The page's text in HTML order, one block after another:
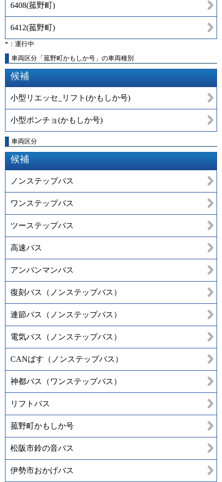
6408(菰野町)
6412(菰野町)
*：運行中
車両区分「菰野町かもしか号」の車両種別
候補
小型リエッセ_リフト(かもしか号)
小型ポンチョ(かもしか号)
車両区分
候補
ノンステップバス
ワンステップバス
ツーステップバス
高速バス
アンパンマンバス
復刻バス（ノンステップバス）
連節バス（ノンステップバス）
電気バス（ノンステップバス）
CANばす（ノンステップバス）
神都バス（ワンステップバス）
リフトバス
菰野町かもしか号
松阪市鈴の音バス
伊勢市おかげバス